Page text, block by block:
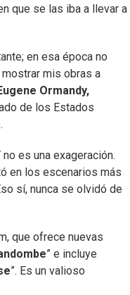
que se las iba a llevar a
en esa época no
mis obras a
Ormandy,
de los Estados
es una exageración.
en los escenarios más
sí, nunca se olvidó de
que ofrece nuevas
” e incluye
”. Es un valioso